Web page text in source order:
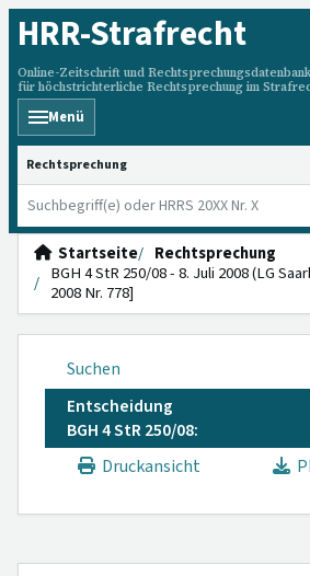
HRR-Strafrecht
Online-Zeitschrift und Rechtsprechungsdatenbank
für höchstrichterliche Rechtsprechung im
Menü
HRRS durchsuchen
Startseite
Rechtsprechung
BGH 4 StR 250/08 - 8. Juli 2008 (LG
2008 Nr. 778]
Suchen
Entscheidung
BGH 4 StR 250/08:
Druckansicht